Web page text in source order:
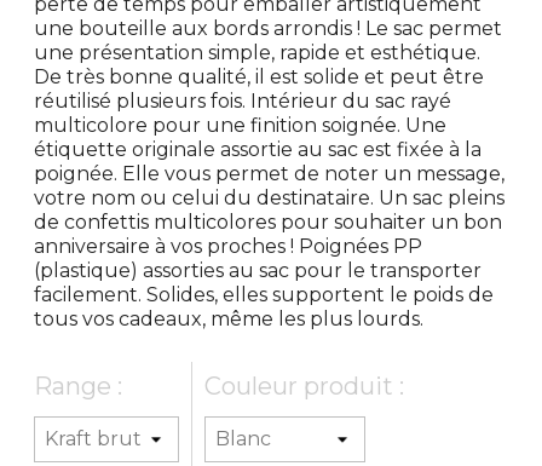
une bouteille aux bords arrondis ! Le sac permet
une présentation simple, rapide et esthétique.
De très bonne qualité, il est solide et peut être
réutilisé plusieurs fois. Intérieur du sac rayé
multicolore pour une finition soignée. Une
étiquette originale assortie au sac est fixée à la
poignée. Elle vous permet de noter un message,
votre nom ou celui du destinataire. Un sac pleins
de confettis multicolores pour souhaiter un bon
anniversaire à vos proches ! Poignées PP
(plastique) assorties au sac pour le transporter
facilement. Solides, elles supportent le poids de
tous vos cadeaux, même les plus lourds.
Range : Couleur produit :